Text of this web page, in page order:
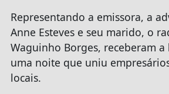
Representando a emissora, a
Anne Esteves e seu marido, o
Waguinho Borges, receberam
uma noite que uniu
locais.